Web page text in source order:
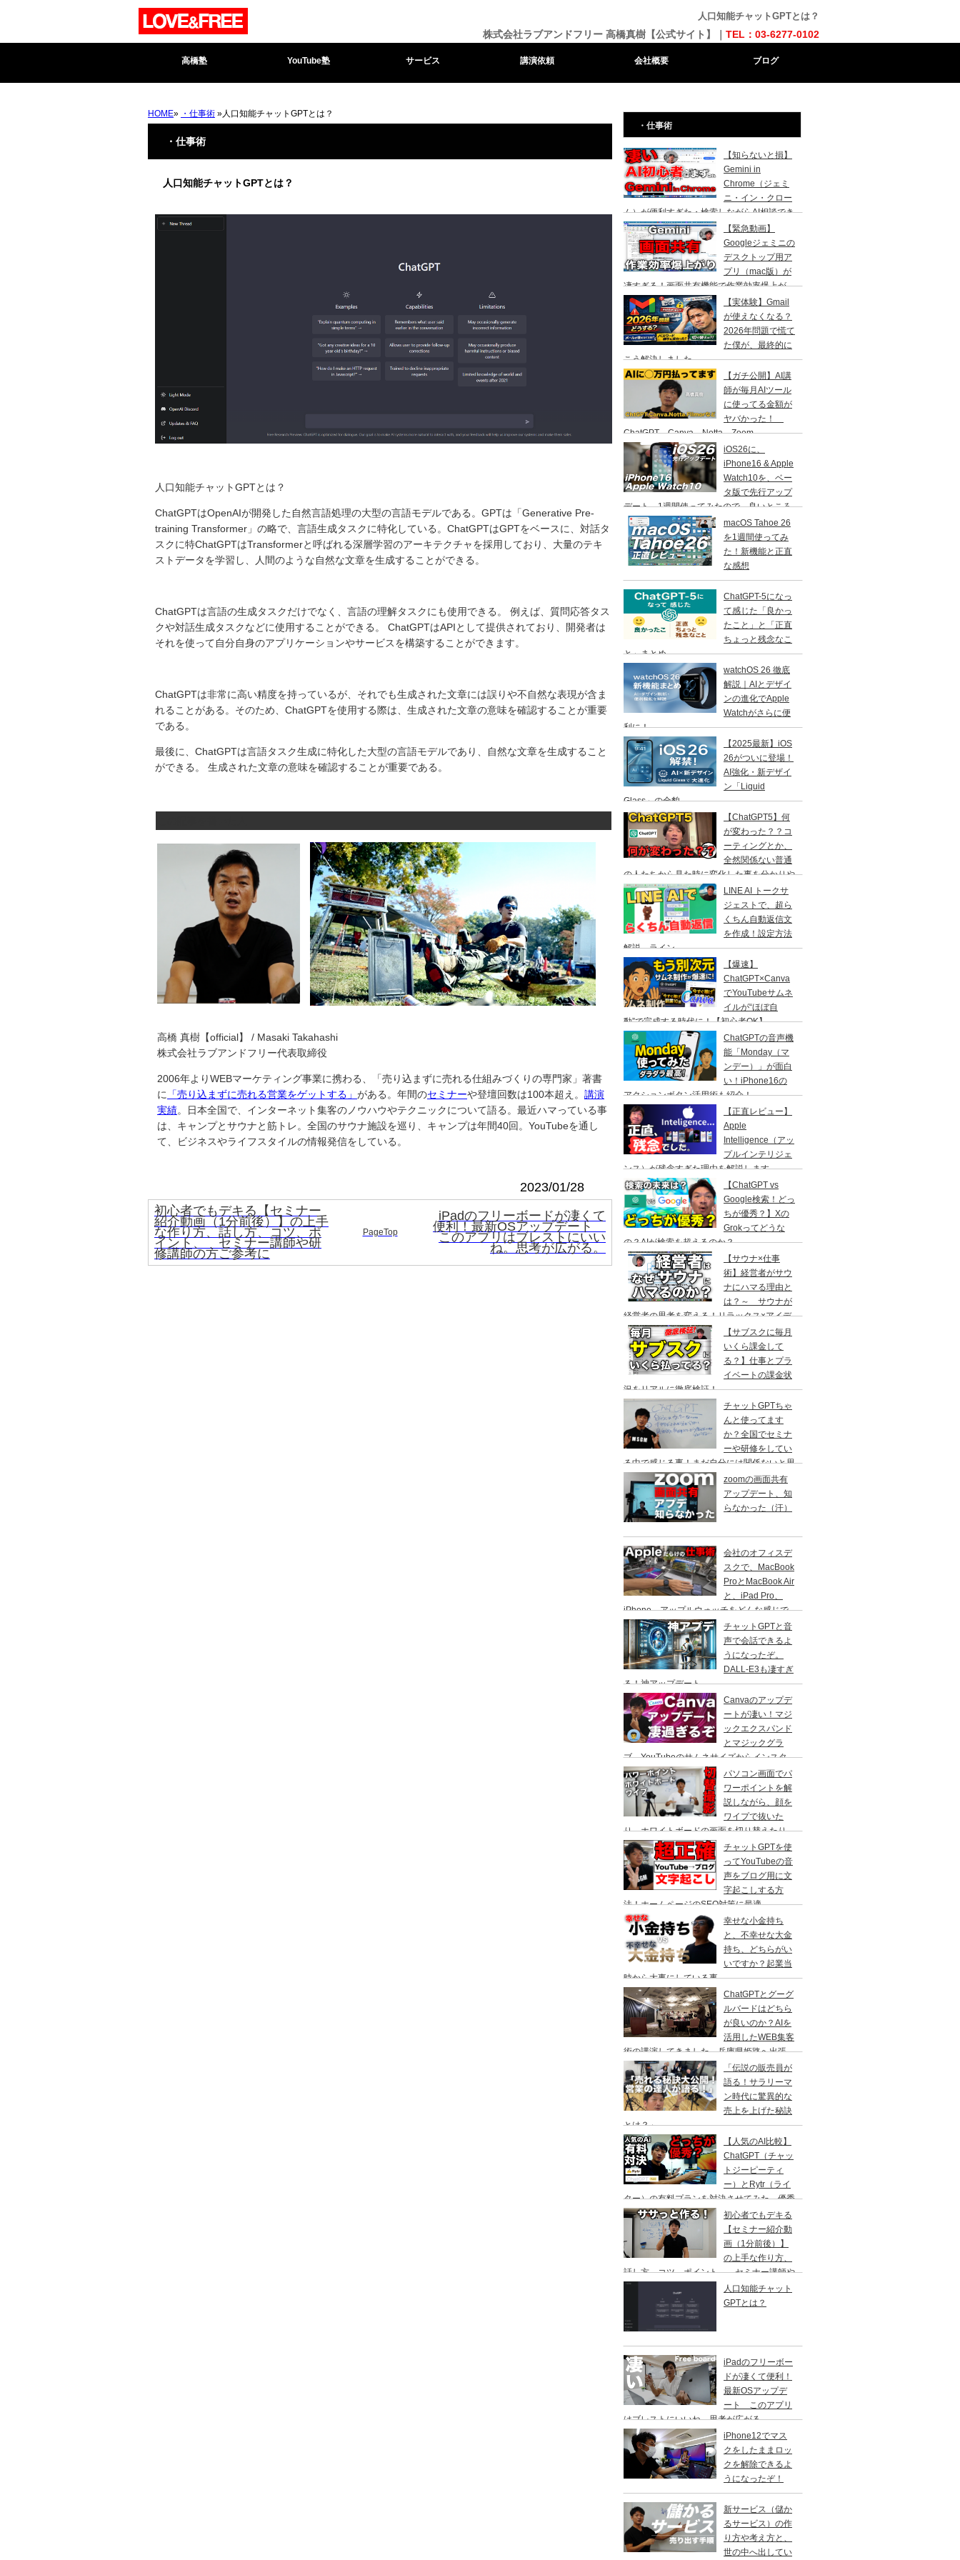
人口知能チャットGPTとは？
株式会社ラブアンドフリー 高橋真樹【公式サイト】｜ TEL：03-6277-0102
高橋塾 YouTube塾 サービス 講演依頼 会社概要 ブログ
HOME» ・仕事術 »人口知能チャットGPTとは？
・仕事術
人口知能チャットGPTとは？
人口知能チャットGPTとは？
ChatGPTはOpenAIが開発した自然言語処理の大型の言語モデルである。GPTは「Generative Pre-
training Transformer」の略で、言語生成タスクに特化している。ChatGPTはGPTをベースに、対話タ
スクに特ChatGPTはTransformerと呼ばれる深層学習のアーキテクチャを採用しており、大量のテキ
ストデータを学習し、人間のような自然な文章を生成することができる。
ChatGPTは言語の生成タスクだけでなく、言語の理解タスクにも使用できる。 例えば、質問応答タス
クや対話生成タスクなどに使用することができる。 ChatGPTはAPIとして提供されており、開発者は
それを使って自分自身のアプリケーションやサービスを構築することができます。
ChatGPTは非常に高い精度を持っているが、それでも生成された文章には誤りや不自然な表現が含ま
れることがある。そのため、ChatGPTを使用する際は、生成された文章の意味を確認することが重要
である。
最後に、ChatGPTは言語タスク生成に特化した大型の言語モデルであり、自然な文章を生成すること
ができる。 生成された文章の意味を確認することが重要である。
高橋 真樹【official】 / Masaki Takahashi
株式会社ラブアンドフリー代表取締役
2006年よりWEBマーケティング事業に携わる、「売り込まずに売れる仕組みづくりの専門家」著書
に
「売り込まずに売れる営業をゲットする」 がある。年間のセミナーや登壇回数は100本超え。 講演
実績。日本全国で、インターネット集客のノウハウやテクニックについて語る。最近ハマっている事
は、キャンプとサウナと筋トレ。全国のサウナ施設を巡り、キャンプは年間40回。YouTubeを通し
て、ビジネスやライフスタイルの情報発信をしている。
2023/01/28
初心者でもデキる【セミナー
紹介動画（1分前後）】の上手
な作り方、話し方、コツ、ポ
イント、 セミナー講師や研
修講師の方ご参考に
PageTop
iPadのフリーボードが凄くて
便利！最新OSアップデート
このアプリはブレストにいい
ね。思考が広がる。
・仕事術
【知らないと損】
Gemini in
Chrome（ジェミ
ニ・イン・クロー
ム）が便利すぎた・検索しながらAI相談でき
る時代になりました。AI初心者の社長向け
【緊急動画】
Googleジェミニの
デスクトップ用ア
プリ（mac版）が
凄すぎる！画面共有機能で作業効率爆上が
り！
【実体験】Gmail
が使えなくなる？
2026年問題で慌て
た僕が、最終的に
こう解決しました
【ガチ公開】AI講
師が毎月AIツール
に使ってる金額が
ヤバかった！
ChatGPT、Canva、Notta、Zoom、
FIMORA…などなど
iOS26に、
iPhone16 & Apple
Watch10を、ベー
タ版で先行アップ
デート。1週間使ってみたので、良いところ
悪いところ、その感想をお伝えします。
macOS Tahoe 26
を1週間使ってみ
た！新機能と正直
な感想
ChatGPT-5になっ
て感じた「良かっ
たこと」と「正直
ちょっと残念なこ
と」まとめ
watchOS 26 徹底
解説｜AIとデザイ
ンの進化でApple
Watchがさらに便
利に！
【2025最新】iOS
26がついに登場！
AI強化・新デザイ
ン「Liquid
Glass」の全貌
【ChatGPT5】何
が変わった？？コ
ーティングとか、
全然関係ない普通
の人たちから見た時に変化した事を分かりや
すく解説！
LINE AI トークサ
ジェストで、超ら
くちん自動返信文
を作成！設定方法
解説 ライン
【爆速】
ChatGPT×Canva
でYouTubeサムネ
イルが“ほぼ自
動”で完成する時代に！【初心者OK】
ChatGPTの音声機
能「Monday（マ
ンデー）」が面白
い！iPhone16の
アクションボタン活用術も紹介！
【正直レビュー】
Apple
Intelligence（アッ
プルインテリジェ
ンス）が残念すぎた理由を解説します
【ChatGPT vs
Google検索！どっ
ちが優秀？】Xの
Grokってどうな
の？AIが検索を超えるのか？
【サウナ×仕事
術】経営者がサウ
ナにハマる理由と
は？～ サウナが
経営者の思考を変える！リラックス×アイデ
ア創出の最強ツール ～
【サブスクに毎月
いくら課金して
る？】仕事とプラ
イベートの課金状
況をリアルに徹底検証！
チャットGPTちゃ
んと使ってます
か？全国でセミナ
ーや研修をしてい
る中で感じる事！まだ自分には関係ないと思
っていませんか？
zoomの画面共有
アップデート、知
らなかった（汗）
会社のオフィスデ
スクで、MacBook
ProとMacBook Air
と、iPad Pro、
iPhone、アップルウォッチをどんな感じで
使って仕事をしているのかをご紹介！Macで
普段使っているアプリも
チャットGPTと音
声で会話できるよ
うになったぞ。
DALL-E3も凄すぎ
る！神アップデート
Canvaのアップデ
ートが凄い！マジ
ックエクスパンド
とマジックグラ
ブ、YouTubeのサムネサイズからインスタ
グラムの正方形へ、人物を自動で切り抜いて
動かす事ができる、やり方を解説。
パソコン画面でパ
ワーポイントを解
説しながら、顔を
ワイプで抜いた
り、ホワイトボードの画面を切り替えたり
MacBook Pro×スイッチャーで自由自在に切
替撮影！
チャットGPTを使
ってYouTubeの音
声をブログ用に文
字起こしする方
法！ホームページのSEO対策に最適
幸せな小金持ち
と、不幸せな大金
持ち、どちらがい
いですか？起業当
時から大事にしている事
ChatGPTとグーグ
ルバードはどちら
が良いのか？AIを
活用したWEB集客
術の講演してきました。兵庫県姫路へ出張
「伝説の販売員が
語る！サラリーマ
ン時代に驚異的な
売上を上げた秘訣
とは？」
【人気のAI比較】
ChatGPT（チャッ
トジーピーティ
ー）とRytr（ライ
ター）の有料プランを対決させてみた。優秀
なのはどっちなのか？
初心者でもデキる
【セミナー紹介動
画（1分前後）】
の上手な作り方、
話し方、コツ、ポイント、 セミナー講師や
研修講師の方ご参考に
人口知能チャット
GPTとは？
iPadのフリーボー
ドが凄くて便利！
最新OSアップデ
ート このアプリ
はブレストにいいね。思考が広がる。
iPhone12でマス
クをしたままロッ
クを解除できるよ
うになったぞ！
新サービス（儲か
るサービス）の作
り方や考え方と、
世の中へ出してい